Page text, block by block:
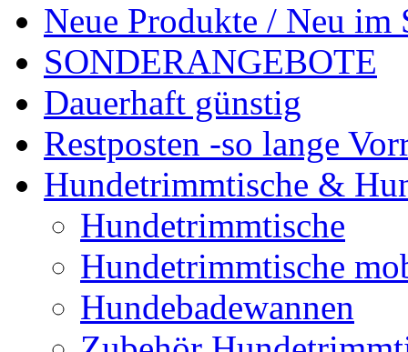
Neue Produkte / Neu im
SONDERANGEBOTE
Dauerhaft günstig
Restposten -so lange
Hundetrimmtische &
Hundetrimmtische
Hundetrimmtische
Hundebadewannen